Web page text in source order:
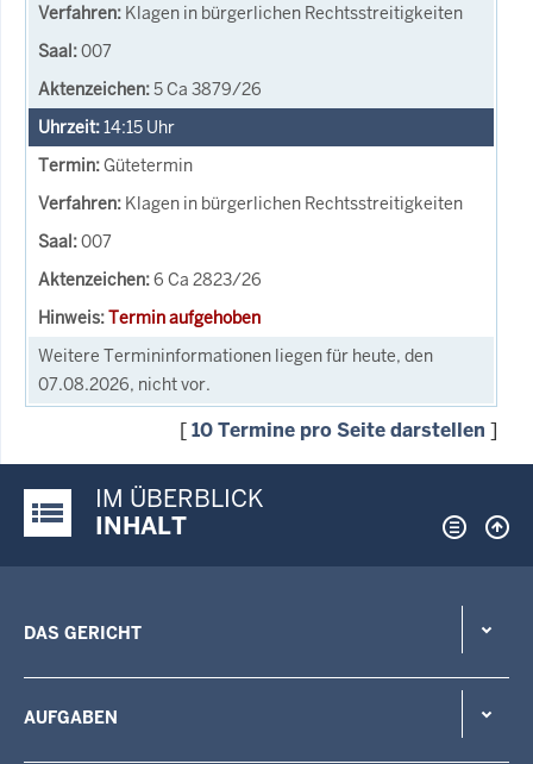
Klagen in bürgerlichen Rechtsstreitigkeiten
007
5 Ca 3879/26
14:15 Uhr
Gütetermin
Klagen in bürgerlichen Rechtsstreitigkeiten
007
6 Ca 2823/26
Termin aufgehoben
Weitere Termininformationen liegen für heute, den
07.08.2026, nicht vor.
[10 Termine pro Seite darstellen ]
Justiz-Portal im Überblick:
IM ÜBERBLICK
INHALT
DAS GERICHT
AUFGABEN